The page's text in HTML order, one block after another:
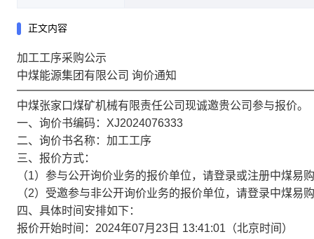
正文内容
加工工序采购公示
中煤能源集团有限公司 询价通知
中煤张家口煤矿机械有限责任公司现诚邀贵公司参与报价。
一、询价书编码：XJ2024076333
二、询价书名称：加工工序
三、报价方式：
（1）参与公开询价业务的报价单位，请登录或注册中煤易
（2）受邀参与非公开询价业务的报价单位，请登录中煤
四、具体时间安排如下：
报价开始时间：2024年07月23日 13:41:01（北京时间）